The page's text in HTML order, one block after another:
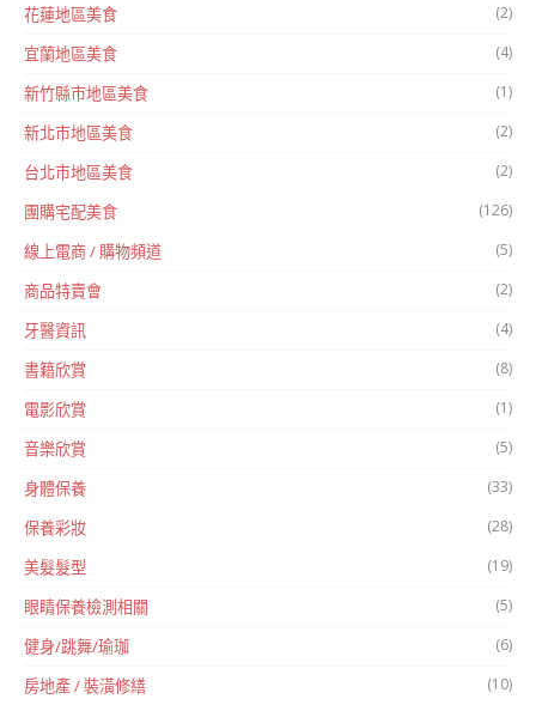
花蓮地區美食 (2)
宜蘭地區美食 (4)
新竹縣市地區美食 (1)
新北市地區美食 (2)
台北市地區美食 (2)
團購宅配美食 (126)
線上電商 / 購物頻道 (5)
商品特賣會 (2)
牙醫資訊 (4)
書籍欣賞 (8)
電影欣賞 (1)
音樂欣賞 (5)
身體保養 (33)
保養彩妝 (28)
美髮髮型 (19)
眼睛保養檢測相關 (5)
健身/跳舞/瑜珈 (6)
房地產 / 裝潢修繕 (10)